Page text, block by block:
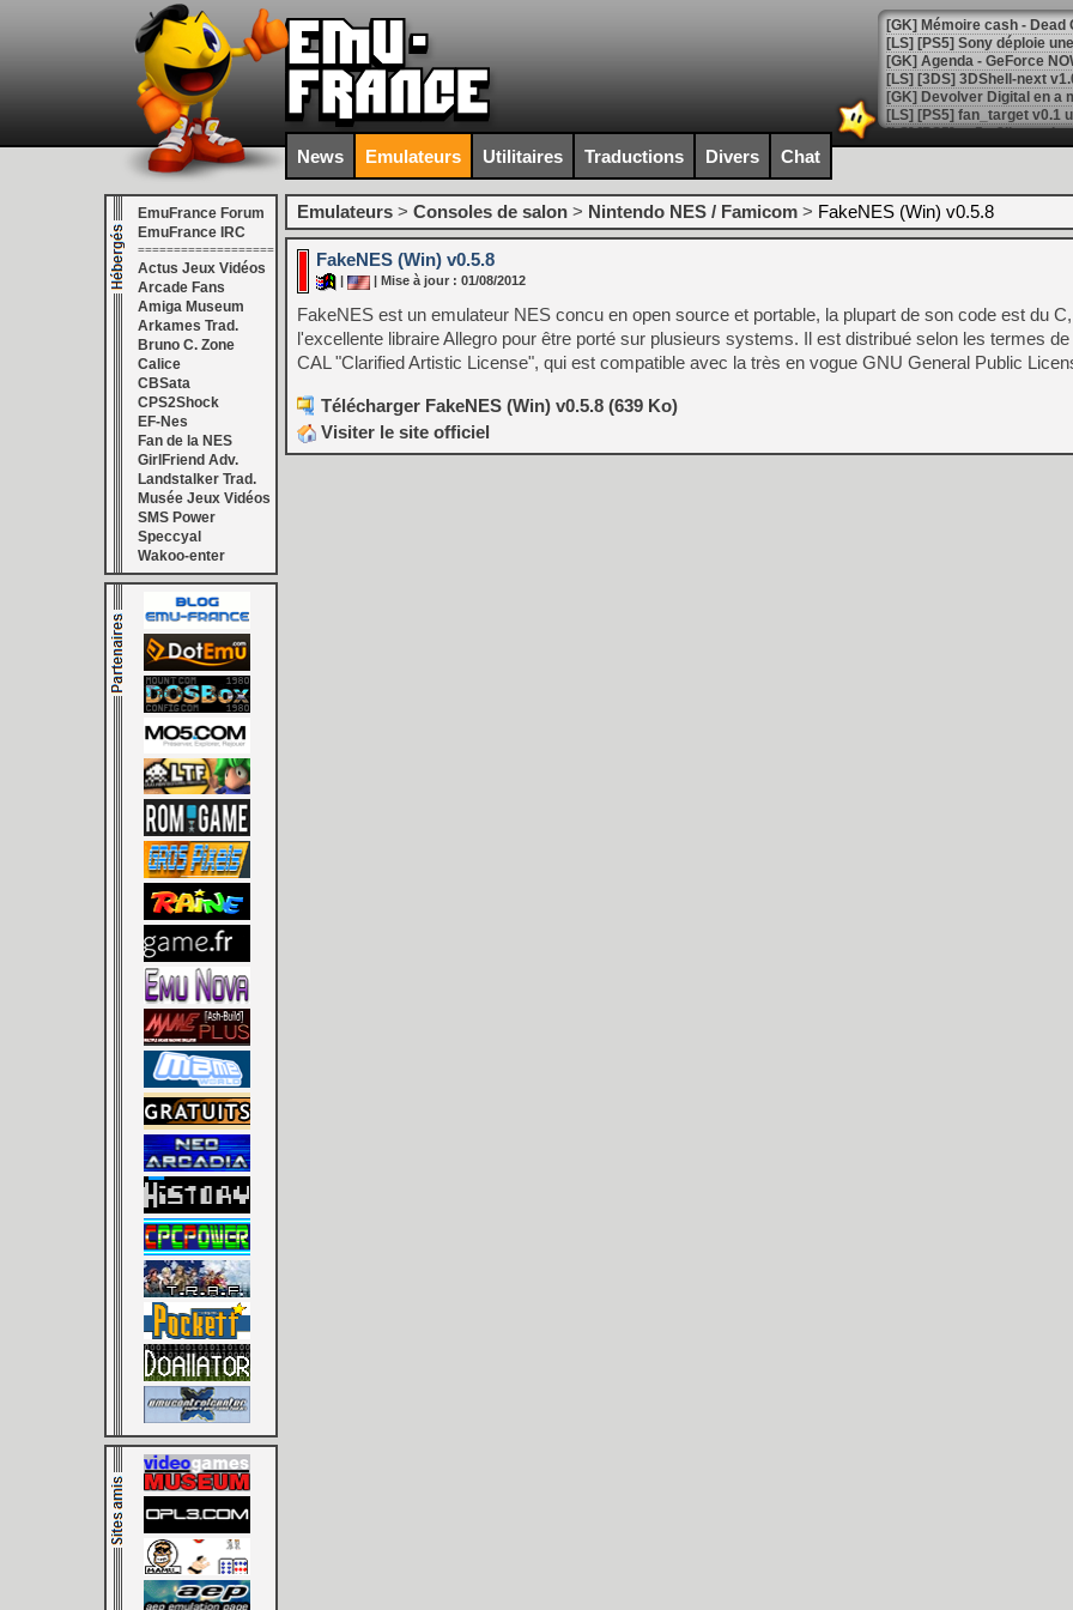
[GK] Agenda - GeForce
[GK] Devolver Digital en a
[LS] [PS5] ps5-y2jb-
[GK] Pourquoi Marvel
[GK] Test : Restory : Chill
[GK] GTA 6 : Rockstar
[GK] Hot Wheels Infinite
[GK] Mémoire cash -
[GK] Résultats Nintendo :
[GK] Déjà des
[Mo5] Brickboy cherche à
[GK] Minecraft et ses «
[GK] Beast of
[GK] Ubisoft : fin de partie
[GK] Mémoire cash -
[GK] Dan Houser (GTA)
[GK] Comment EA Sports
[GK] Crimson Moon : un
[GK] Isle of Reveries : le
[GK] Moonlighter 2 : The
[GK] Capcom relance
[Mo5] Deux inédits du
[GK] Le beat'em up The
[GK] Endless Legend 2 :
[LS] [PS5] Le WebKit
[GK] Oubliez Crazy Taxi,
[LS] [Switch] NSZ 5.0.0
[GK] Bethesda fête les 30
[GK] Roblox : l'action en
News Emulateurs Utilitaires Traductions Divers Chat
EmuFrance Forum
EmuFrance IRC
===================
Actus Jeux Vidéos
Arcade Fans
Amiga Museum
Arkames Trad.
Bruno C. Zone
Calice
CBSata
CPS2Shock
EF-Nes
Fan de la NES
GirlFriend Adv.
Landstalker Trad.
Musée Jeux Vidéos
SMS Power
Speccyal
Wakoo-enter
Emulateurs > Consoles de salon > Nintendo NES / Famicom > FakeNES (Win) v0.5.8
FakeNES (Win) v0.5.8
| Mise à jour : 01/08/2012
FakeNES est un emulateur NES concu en open source et portable, la plupart de son code est du
l'excellente libraire Allegro pour être porté sur plusieurs systems. Il est distribué selon les termes
CAL "Clarified Artistic License", qui est compatible avec la très en vogue GNU General Public
Télécharger FakeNES (Win) v0.5.8 (639 Ko)
Visiter le site officiel